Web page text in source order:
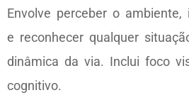
Envolve perceber o ambiente,
e reconhecer qualquer
dinâmica da via. Inclui foco
cognitivo.